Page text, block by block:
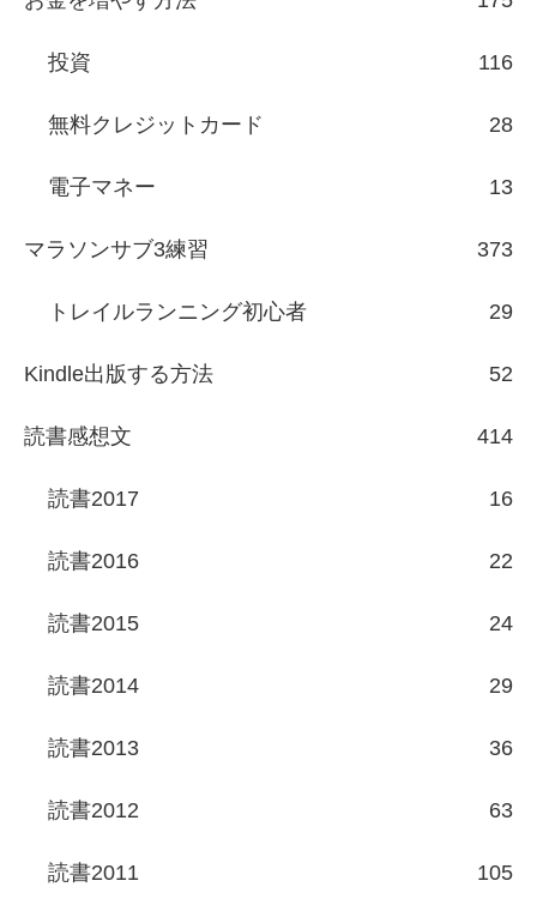
投資 116
無料クレジットカード 28
電子マネー 13
マラソンサブ3練習 373
トレイルランニング初心者 29
Kindle出版する方法 52
読書感想文 414
読書2017 16
読書2016 22
読書2015 24
読書2014 29
読書2013 36
読書2012 63
読書2011 105